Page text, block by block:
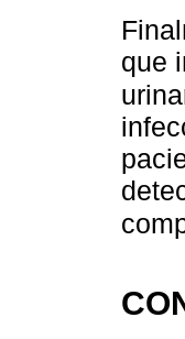
que